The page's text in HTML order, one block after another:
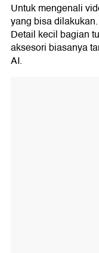
Untuk mengenali
yang bisa
Detail kecil bagian
aksesori biasanya
AI.